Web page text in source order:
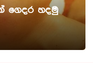
ගෙදර හදමු